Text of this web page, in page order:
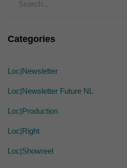
Categories
Loc|Newsletter
Loc|Newsletter Future NL
Loc|Production
Loc|Right
Loc|Showreel